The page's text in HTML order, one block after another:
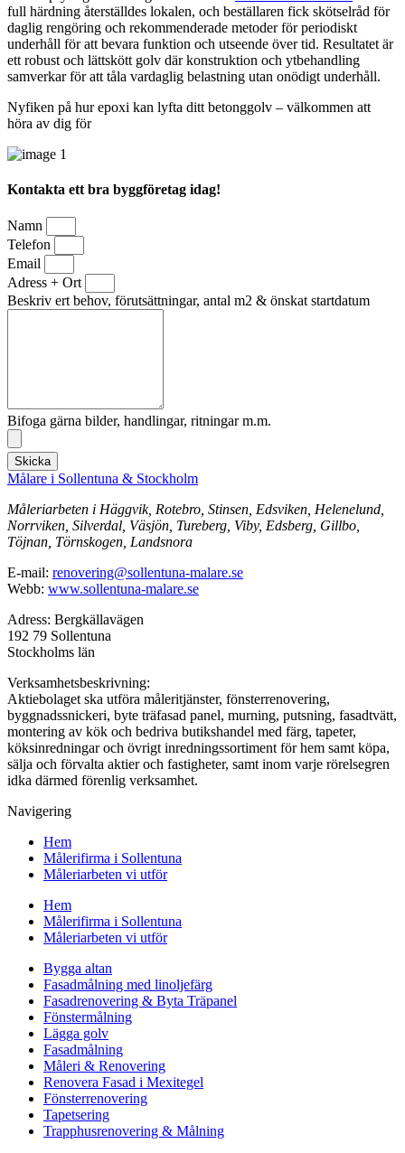
full härdning återställdes lokalen, och beställaren fick skötselråd för
daglig rengöring och rekommenderade metoder för periodiskt
underhåll för att bevara funktion och utseende över tid. Resultatet är
ett robust och lättskött golv där konstruktion och ytbehandling
samverkar för att tåla vardaglig belastning utan onödigt underhåll.
Nyfiken på hur epoxi kan lyfta ditt betonggolv – välkommen att
höra av dig för
Kontakta ett bra byggföretag idag!
Namn
Telefon
Email
Adress + Ort
Beskriv ert behov, förutsättningar, antal m2 & önskat startdatum
Bifoga gärna bilder, handlingar, ritningar m.m.
Skicka
Målare i Sollentuna & Stockholm
Måleriarbeten i Häggvik, Rotebro, Stinsen, Edsviken, Helenelund,
Norrviken, Silverdal, Väsjön, Tureberg, Viby, Edsberg, Gillbo,
Töjnan, Törnskogen, Landsnora
E-mail: renovering@sollentuna-malare.se
Webb: www.sollentuna-malare.se
Adress: Bergkällavägen
192 79 Sollentuna
Stockholms län
Verksamhetsbeskrivning:
Aktiebolaget ska utföra måleritjänster, fönsterrenovering,
byggnadssnickeri, byte träfasad panel, murning, putsning, fasadtvätt,
montering av kök och bedriva butikshandel med färg, tapeter,
köksinredningar och övrigt inredningssortiment för hem samt köpa,
sälja och förvalta aktier och fastigheter, samt inom varje rörelsegren
idka därmed förenlig verksamhet.
Navigering
Hem
Målerifirma i Sollentuna
Måleriarbeten vi utför
Hem
Målerifirma i Sollentuna
Måleriarbeten vi utför
Bygga altan
Fasadmålning med linoljefärg
Fasadrenovering & Byta Träpanel
Fönstermålning
Lägga golv
Fasadmålning
Måleri & Renovering
Renovera Fasad i Mexitegel
Fönsterrenovering
Tapetsering
Trapphusrenovering & Målning